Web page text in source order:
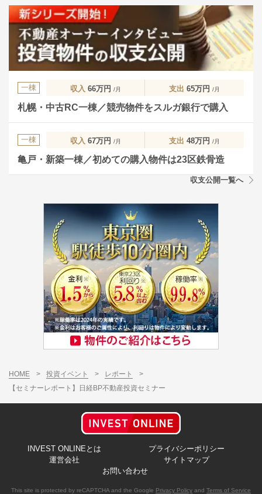
一棟 収入 66万円 /月 支出 65万円 /月
札幌・中古RC一棟／競売物件をスルガ銀行で購入
一棟 収入 67万円 /月 支出 48万円 /月
亀戸・新築一棟／初めての購入物件は23区鉄骨造
収支公開一覧へ
HOME > 投資イベント > レポート
>
【セミナーレポート】日経BP不動産投資セミナー
INVEST ONLINEとは
プライバシーポリシー
運営会社
サイトマップ
お問い合わせ
This site is protected by reCAPTCHA and the Google Privacy Policy and Terms of Service